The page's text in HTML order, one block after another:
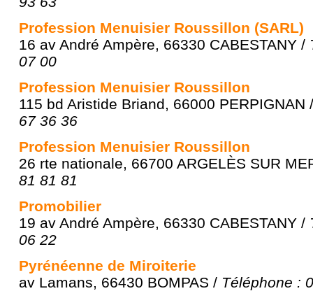
Profession Menuisier Roussillon (SARL)
16 av André Ampère, 66330 CABESTANY /
07 00
Profession Menuisier Roussillon
115 bd Aristide Briand, 66000 PERPIGNAN
67 36 36
Profession Menuisier Roussillon
26 rte nationale, 66700 ARGELÈS SUR
81 81 81
Promobilier
19 av André Ampère, 66330 CABESTANY /
06 22
Pyrénéenne de Miroiterie
av Lamans, 66430 BOMPAS / Téléphone :